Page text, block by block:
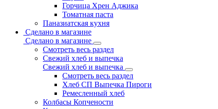
Горчица Хрен Аджика
Томатная паста
Паназиатская кухня
Сделано в магазине
Сделано в магазине
Смотреть весь раздел
Свежий хлеб и выпечка
Свежий хлеб и выпечка
Смотреть весь раздел
Хлеб СП Выпечка Пироги
Ремесленный хлеб
Колбасы Копчености